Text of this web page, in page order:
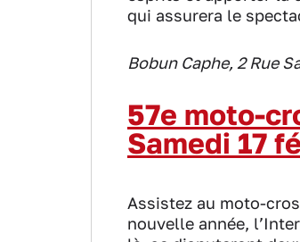
qui assurera le
Bobun Caphe, 2 Rue
57e moto-
Samedi 17
Assistez au moto-
nouvelle année,